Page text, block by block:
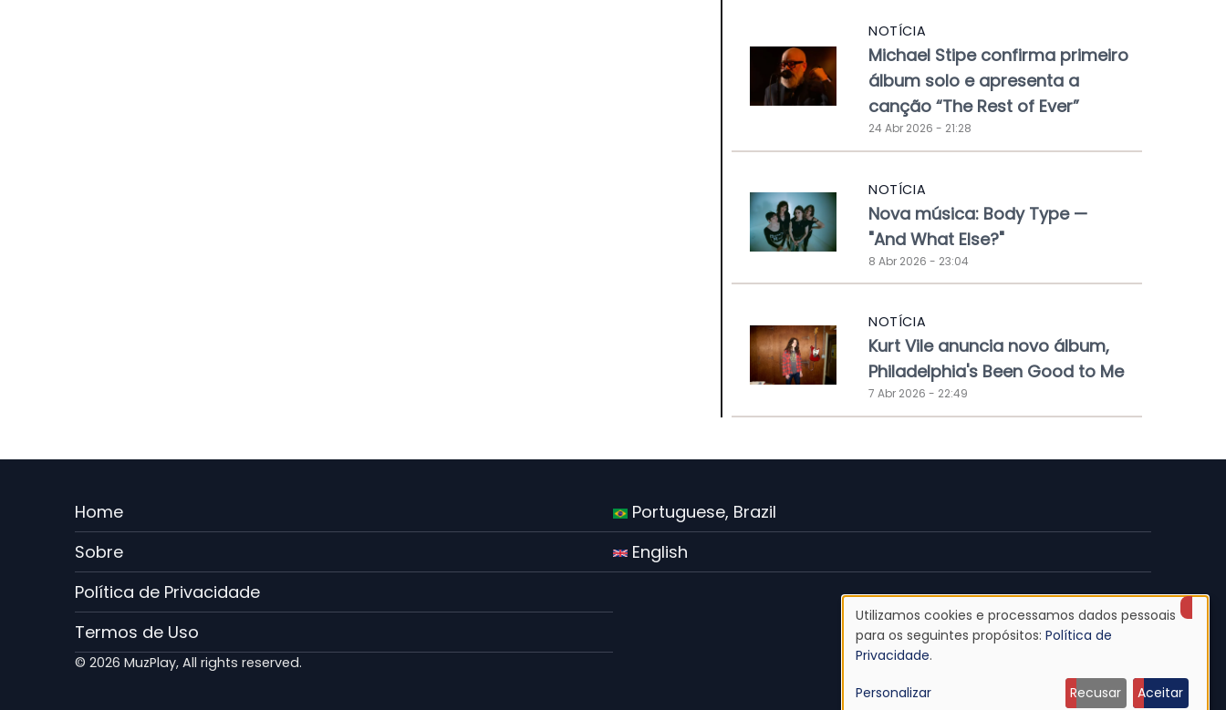
NOTÍCIA
Michael Stipe confirma primeiro
álbum solo e apresenta a
canção “The Rest of Ever”
24 Abr 2026 - 21:28
NOTÍCIA
Nova música: Body Type —
"And What Else?"
8 Abr 2026 - 23:04
NOTÍCIA
Kurt Vile anuncia novo álbum,
Philadelphia's Been Good to Me
7 Abr 2026 - 22:49
Menu
Rodape
PT
Home
Sobre
Política de Privacidade
Termos de Uso
Portuguese, Brazil
English
© 2026 MuzPlay, All rights reserved.
Uso
de
Utilizamos cookies e processamos dados pessoais
para os seguintes propósitos: Política de
Privacidade.
Personalizar Recusar Aceitar